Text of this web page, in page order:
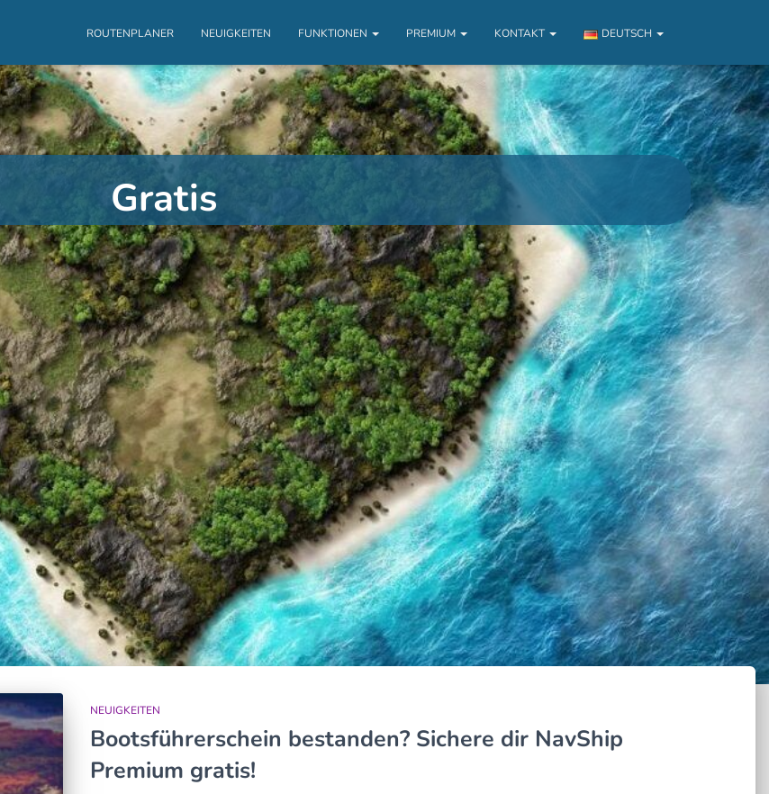
ROUTENPLANER NEUIGKEITEN FUNKTIONEN PREMIUM KONTAKT DEUTSCH
Gratis
NEUIGKEITEN
Bootsführerschein bestanden? Sichere dir NavShip
Premium gratis!